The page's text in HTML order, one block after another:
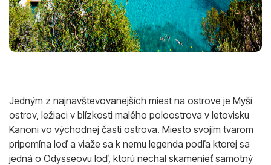
Jedným z najnavštevovanejších miest na ostrove je Myší
ostrov, ležiaci v blízkosti malého poloostrova v letovisku
Kanoni vo východnej časti ostrova. Miesto svojím tvarom
pripomína loď a viaže sa k nemu legenda podľa ktorej sa
jedná o Odysseovu loď, ktorú nechal skamenieť samotný